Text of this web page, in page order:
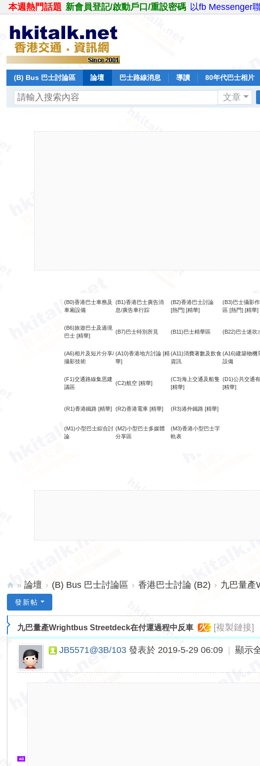
本週熱門話題 新會員登記/啟動戶口/重設密碼 以fb Messenger
(B) Bus 巴士討論區 論壇 巴士路線消息 導讀 80年代巴士相片
文章
(B0)香港巴士車務及
車廂設備
(B1)香港巴士廣告消
息/廣告車行踪
(B2)香港巴士討論
[熱門] [精華]
(B3)巴士攝影
區 [熱門] [精華]
(B6)旅遊巴士及過境
巴士 [精華]
(B7)巴士特別所見 (B11)巴士精華區 (B22)巴士迷吹
(A6)相片及短片分享/
攝影技術
(A10)香港地方討論 [精
華]
(A11)消費著數及飲食
資訊
(A16)建築物機
設備
(F1)交通路線集思建
議區
(C2)航空 [精華]
(C3)海上交通及船隻
[精華]
(D1)公共交通
[精華]
(R1)香港鐵路 [精華] (R2)香港電車 [精華] (R3)港外鐵路 [精華]
(M1)小型巴士綜合討
論
(M2)小型巴士多媒體
分享區
(M3)香港小型巴士字
軌表
lk.
» 論壇 › (B) Bus 巴士討論區 › 香港巴士討論 (B2) › 九巴量產
發新帖
九巴量產Wrightbus Streetdeck在付運過程中反車 火 [複製鏈接]
JB5571@3B/103 發表於 2019-5-29 06:09 顯示